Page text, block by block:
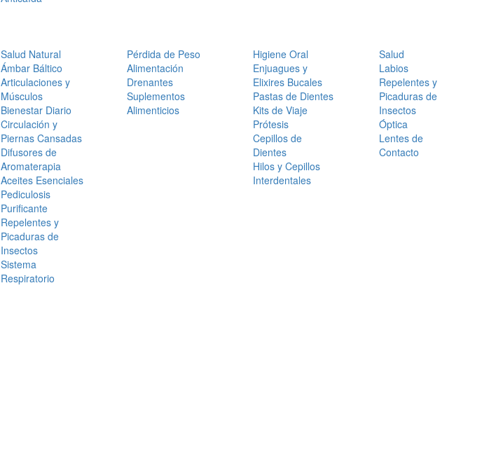
Salud Natural
Ámbar Báltico
Articulaciones y
Músculos
Bienestar Diario
Circulación y
Piernas Cansadas
Difusores de
Aromaterapia
Aceites Esenciales
Pediculosis
Purificante
Repelentes y
Picaduras de
Insectos
Sistema
Respiratorio
Pérdida de Peso
Alimentación
Drenantes
Suplementos
Alimenticios
Higiene Oral
Enjuagues y
Elixires Bucales
Pastas de Dientes
Kits de Viaje
Prótesis
Cepillos de
Dientes
Hilos y Cepillos
Interdentales
Salud
Labios
Repelentes y
Picaduras de
Insectos
Óptica
Lentes de
Contacto